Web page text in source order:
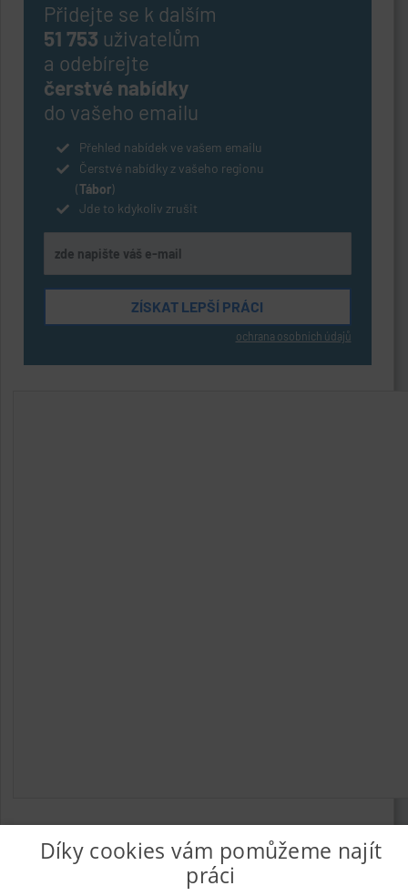
Přidejte se k dalším
51 753 uživatelům
a odebírejte
čerstvé nabídky
do vašeho emailu
Přehled nabídek ve vašem emailu
Čerstvé nabídky z vašeho regionu
(Tábor)
Jde to kdykoliv zrušit
ochrana osobních údajů
| Nabídka práce - zaměstnání
Informace o webu a kontakt na provozovatele
Díky cookies vám pomůžeme najít
práci